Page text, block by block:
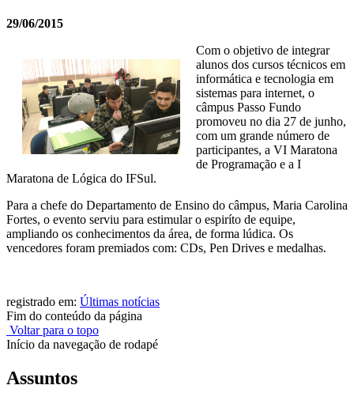
29/06/2015
Com o objetivo de integrar
alunos dos cursos técnicos em
informática e tecnologia em
sistemas para internet, o
câmpus Passo Fundo
promoveu no dia 27 de junho,
com um grande número de
participantes, a VI Maratona
de Programação e a I
Maratona de Lógica do IFSul.
Para a chefe do Departamento de Ensino do câmpus, Maria Carolina
Fortes, o evento serviu para estimular o espiríto de equipe,
ampliando os conhecimentos da área, de forma lúdica. Os
vencedores foram premiados com: CDs, Pen Drives e medalhas.
registrado em: Últimas notícias
Fim do conteúdo da página
Voltar para o topo
Início da navegação de rodapé
Assuntos